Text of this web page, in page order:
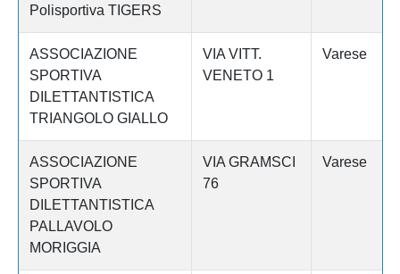
Polisportiva TIGERS
ASSOCIAZIONE
SPORTIVA
DILETTANTISTICA
TRIANGOLO GIALLO
VIA VITT.
VENETO 1
Varese
ASSOCIAZIONE
SPORTIVA
DILETTANTISTICA
PALLAVOLO
MORIGGIA
VIA GRAMSCI
76
Varese